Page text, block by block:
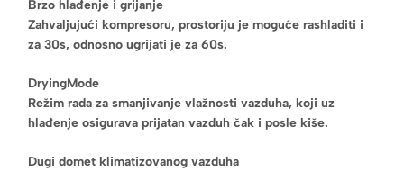
Brzo hlađenje i grijanje
Zahvaljujući kompresoru, prostoriju je moguće rashladiti i
za 30s, odnosno ugrijati je za 60s.
DryingMode
Režim rada za smanjivanje vlažnosti vazduha, koji uz
hlađenje osigurava prijatan vazduh čak i posle kiše.
Dugi domet klimatizovanog vazduha